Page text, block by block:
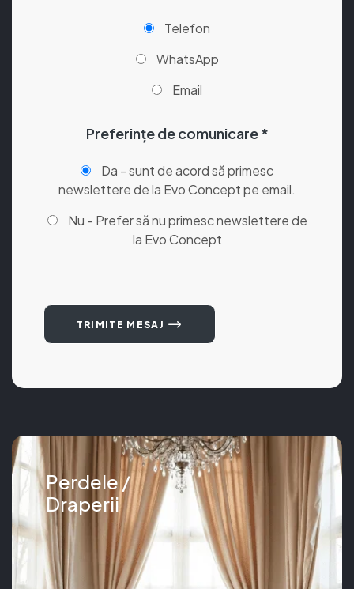
Telefon
WhatsApp
Email
Preferințe de comunicare *
Da - sunt de acord să primesc
newslettere de la Evo Concept pe email.
Nu - Prefer să nu primesc newslettere de
la Evo Concept
TRIMITE MESAJ
Perdele /
Draperii